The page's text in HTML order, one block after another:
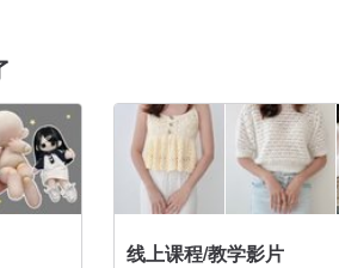
线上课程/教学影片